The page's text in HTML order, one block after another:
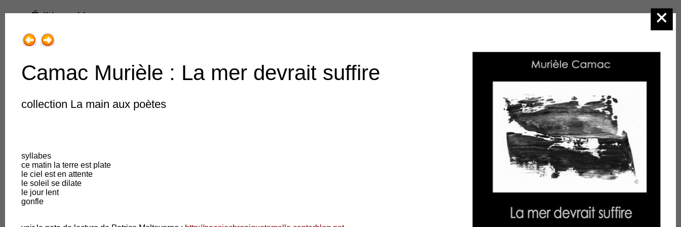
Éditions Henry
2.Poésie
3.Jeune public
4.Régions de France
5.Traits très libres
2.Poésie
Sur
l'agenda
Consulter la
rubrique
Manifestations
venez nous
retrouver dans
les salons du
livre et les
auxquelles nous
serons heureux
de vous
Camac Murièle : La mer devrait suffire
collection La main aux poètes
syllabes
ce matin la terre est plate
le ciel est en attente
le soleil se dilate
le jour lent
gonfle